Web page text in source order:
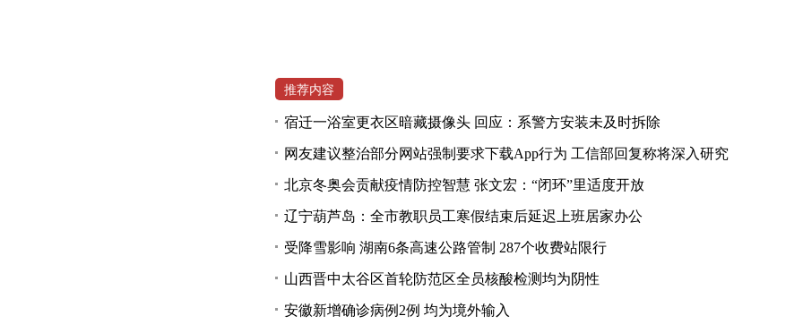
推荐内容
宿迁一浴室更衣区暗藏摄像头 回应：系警方安装未及时拆除
网友建议整治部分网站强制要求下载App行为 工信部回复称将深入研究
北京冬奥会贡献疫情防控智慧 张文宏：“闭环”里适度开放
辽宁葫芦岛：全市教职员工寒假结束后延迟上班居家办公
受降雪影响 湖南6条高速公路管制 287个收费站限行
山西晋中太谷区首轮防范区全员核酸检测均为阴性
安徽新增确诊病例2例 均为境外输入